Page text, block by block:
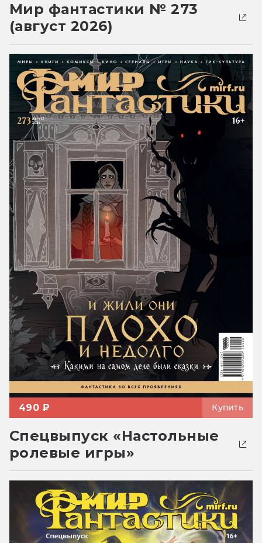
Мир фантастики № 273
(август 2026)
490 ₽ Купить
Спецвыпуск «Настольные
ролевые игры»